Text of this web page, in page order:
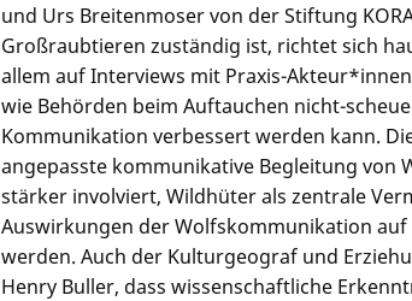
und Urs Breitenmoser von der Stiftung
Großraubtieren zuständig ist, richtet sich
allem auf Interviews mit Praxis-
wie Behörden beim Auftauchen nicht-
Kommunikation verbessert werden kann.
angepasste kommunikative Begleitung von
stärker involviert, Wildhüter als zentrale
Auswirkungen der Wolfskommunikation
werden. Auch der Kulturgeograf und
Henry Buller, dass wissenschaftliche